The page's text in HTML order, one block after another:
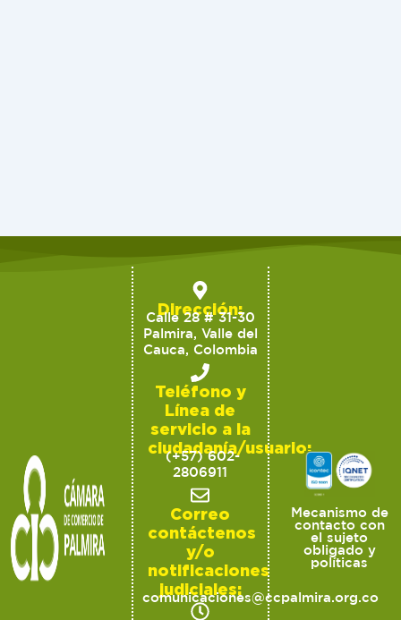
Dirección:
Calle 28 # 31-30
Palmira, Valle del
Cauca, Colombia
Teléfono y
Línea de
servicio a la
ciudadanía/usuario:
(+57) 602-
2806911
Correo
contáctenos
y/o
notificaciones
judiciales:
comunicaciones@ccpalmira.org.co
Mecanismo de
contacto con
el sujeto
obligado y
políticas